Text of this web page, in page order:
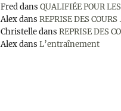
FreddansQUALIFIÉE POUR
AlexdansREPRISE DES COURS
ChristelledansREPRISE DES
AlexdansL’entraînement